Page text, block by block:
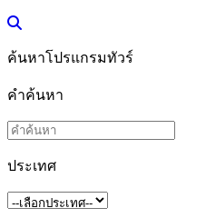
ค้นหาโปรแกรมทัวร์
คำค้นหา
ประเทศ